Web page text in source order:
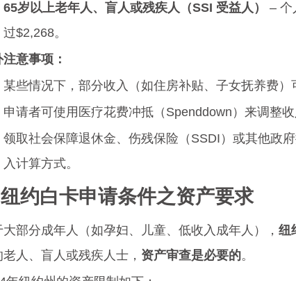
65岁以上老年人、盲人或残疾人（SSI 受益人）
– 个
过$2,268。
意事项：
某些情况下，部分收入（如住房补贴、子女抚养费）
申请者可使用医疗花费冲抵（Spenddown）来调整收
领取社会保障退休金、伤残保险（SSDI）或其他政
入计算方式。
约白卡申请条件之资产要求
大部分成年人（如孕妇、儿童、低收入成年人）， 纽
人、盲人或残疾人士， 资产审查是必要的。